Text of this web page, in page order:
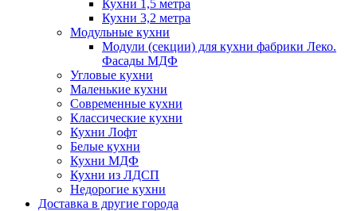
Кухни 1,5 метра
Кухни 3,2 метра
Модульные кухни
Модули (секции) для кухни фабрики Леко.
Фасады МДФ
Угловые кухни
Маленькие кухни
Современные кухни
Классические кухни
Кухни Лофт
Белые кухни
Кухни МДФ
Кухни из ЛДСП
Недорогие кухни
Доставка в другие города